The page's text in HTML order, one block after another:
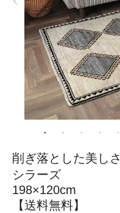
削ぎ落とした美しさ
シラーズ
198×120cm
【送料無料】